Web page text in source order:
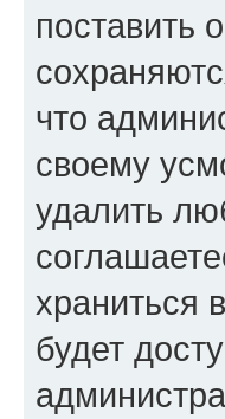
поставить
что
своему
удалить
храниться
будет